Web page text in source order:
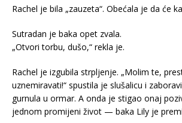
Rachel je bila „zauzeta“. Obećala je da će
Sutradan je baka opet zvala.
„Otvori torbu, dušo,“ rekla je.
Rachel je izgubila strpljenje. „Molim te,
uznemiravati!“ spustila je slušalicu i
gurnula u ormar. A onda je stigao onaj
jednom promijeni život — baka Lily je